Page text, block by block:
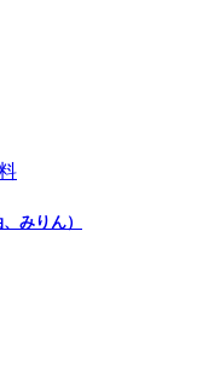
みりん）